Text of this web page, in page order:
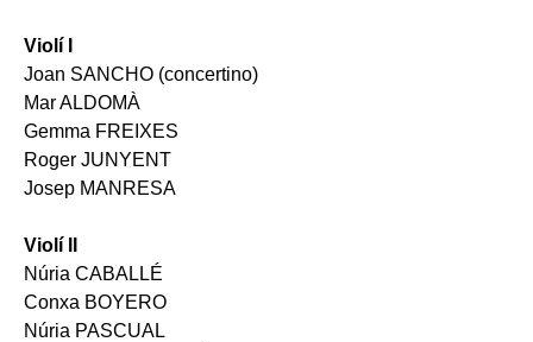
Violí I
Joan SANCHO (concertino)
Mar ALDOMÀ
Gemma FREIXES
Roger JUNYENT
Josep MANRESA
Violí II
Núria CABALLÉ
Conxa BOYERO
Núria PASCUAL